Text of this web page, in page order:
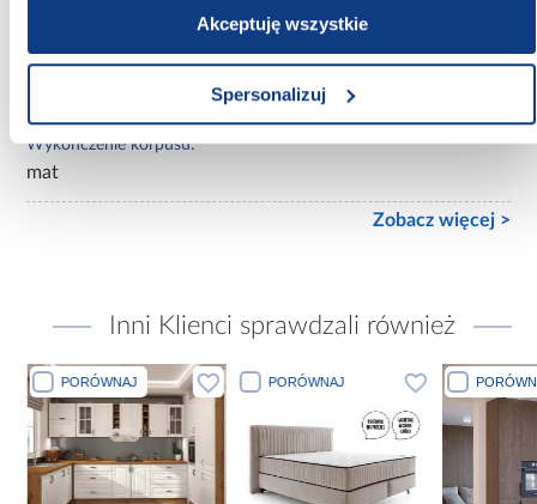
Akceptuję wszystkie
Spersonalizuj
Wykończenie frontów:
Wykończenie korpusu:
mat
Zobacz więcej >
Inni Klienci sprawdzali również
PORÓWNAJ PORÓWNAJ